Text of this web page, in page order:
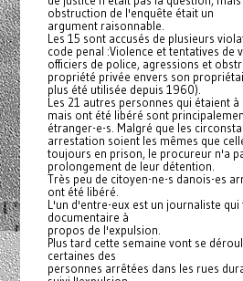
obstruction de l'enquête était un
argument raisonnable.
Les 15 sont accusés de plusieurs
code penal :Violence et tentatives de
officiers de police, agressions et
propriété privée envers son
plus été utilisée depuis 1960).
Les 21 autres personnes qui étaient
mais ont été libéré sont
étranger-e-s. Malgré que les
arrestation soient les mêmes que
toujours en prison, le procureur n'a
prolongement de leur détention.
Très peu de citoyen-ne-s danois-es
ont été libéré.
L'un d'entre-eux est un journaliste
documentaire à
propos de l'expulsion.
Plus tard cette semaine vont se
certaines des
personnes arrêtées dans les rues